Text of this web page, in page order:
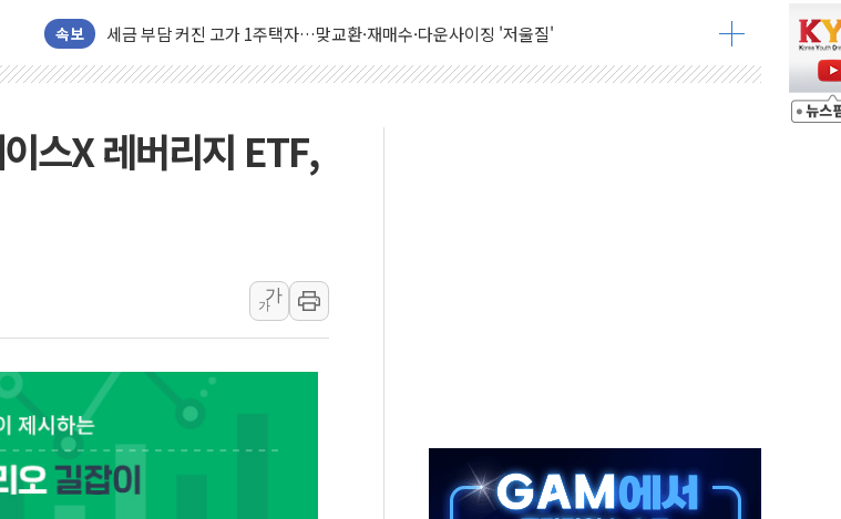
속보
[금/유가] 이란의 호르무즈 해협 통항 제한 검토에 유가 3% 급등…금값 보합
뉴욕증시, 유가·금리 부담에 하락…다우 5거래일 랠리 '마침표'
[민주 당권주자 일정] 송영길·정청래·김민석 후보 - 8월 7일
李대통령, 오늘 부동산 정책 점검 2차 회의…주택 공급 대책 막바지 조율할 듯
유럽증시, 견조한 실적 소화하며 대부분 상승… "2분기 기업 순이익 21% 증가" 전망
리투아니아 국방 "러, 우크라 드론으로 나토 회원국 공격 검토… 거짓 깃발 작전"
뉴욕증시 개장 전 특징주...모더나·아이온큐·도어대시↑ VS 샌디스크·피그마·앱러빈↓
뉴욕증시 프리뷰, 미 주가선물 AI주 차익실현 속 혼조세...웨스턴디지털·샌디스크↓
스X 레버리지 ETF,
가
가